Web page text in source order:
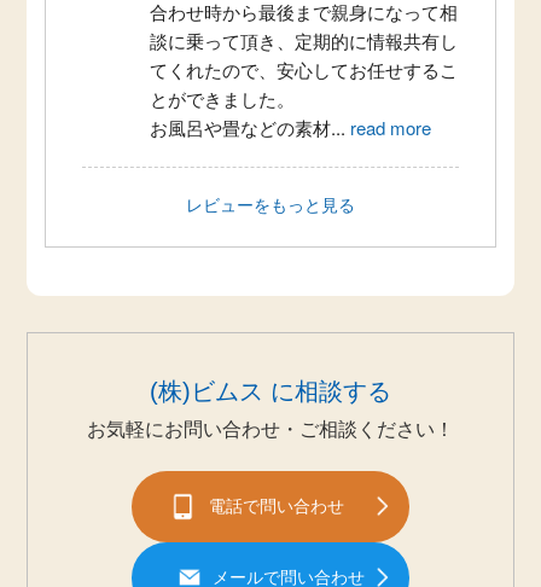
合わせ時から最後まで親身になって相
談に乗って頂き、定期的に情報共有し
てくれたので、安心してお任せするこ
とができました。
お風呂や畳などの素材... read more
レビューをもっと見る
(株)ビムス に相談する
お気軽にお問い合わせ・ご相談ください！
電話で問い合わせ
メールで問い合わせ